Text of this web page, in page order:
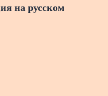
на русском